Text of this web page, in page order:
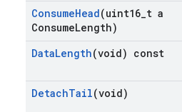
ConsumeHead(uint16 t a
ConsumeLength)
DataLength(void) const
DetachTail(void)